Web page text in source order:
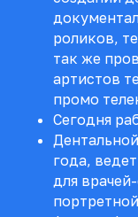
роликов,
так же
артистов
промо
Сегодня
года,
для
ВЫ МОЖЕТЕ
ЗА СОБОЙ
Для
возможность
авансом.
и условия
менеджера во